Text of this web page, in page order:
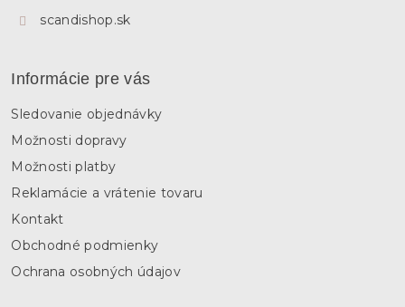
scandishop.sk
Informácie pre vás
Sledovanie objednávky
Možnosti dopravy
Možnosti platby
Reklamácie a vrátenie tovaru
Kontakt
Obchodné podmienky
Ochrana osobných údajov